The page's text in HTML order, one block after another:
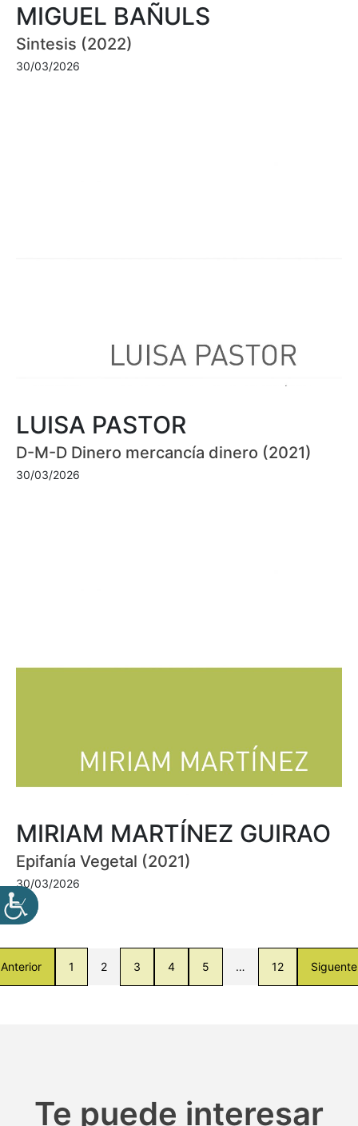
MIGUEL BAÑULS
Sintesis (2022)
30/03/2026
LUISA PASTOR
D-M-D Dinero mercancía dinero (2021)
30/03/2026
MIRIAM MARTÍNEZ GUIRAO
Epifanía Vegetal (2021)
30/03/2026
Anterior 1 2 3 4 5 … 12 Siguente
Te puede interesar